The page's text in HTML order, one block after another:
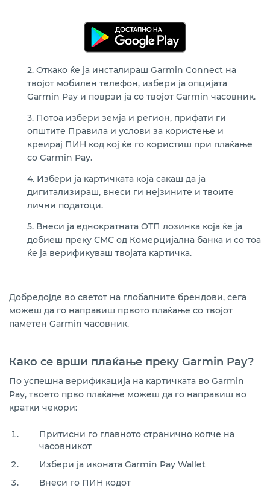
2. Откако ќе ја инсталираш Garmin Connect на
твојот мобилен телефон, избери ја опцијата
Garmin Pay и поврзи ја со твојот Garmin часовник.
3. Потоа избери земја и регион, прифати ги
општите Правила и услови за користење и
креирај ПИН код кој ќе го користиш при плаќање
со Garmin Pay.
4. Избери ја картичката која сакаш да ја
дигитализираш, внеси ги нејзините и твоите
лични податоци.
5. Внеси ја еднократната ОТП лозинка која ќе ја
добиеш преку СМС од Комерцијална банка и со тоа
ќе ја верификуваш твојата картичка.
Добредојде во светот на глобалните брендови, сега
можеш да го направиш првото плаќање со твојот
паметен Garmin часовник.
Како се врши плаќање преку Garmin Pay?
По успешна верификација на картичката во Garmin
Pay, твоето прво плаќање можеш да го направиш во
кратки чекори:
Притисни го главното странично копче на
часовникот
Избери ја иконата Garmin Pay Wallet
Внеси го ПИН кодот